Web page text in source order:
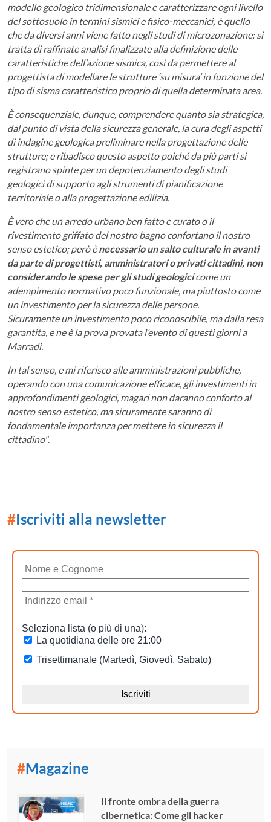
modello geologico tridimensionale e caratterizzare ogni livello
del sottosuolo in termini sismici e fisico-meccanici, è quello
che da diversi anni viene fatto negli studi di microzonazione; si
tratta di raffinate analisi finalizzate alla definizione delle
caratteristiche dell’azione sismica, così da permettere al
progettista di modellare le strutture ‘su misura’ in funzione del
tipo di sisma caratteristico proprio di quella determinata area.
È consequenziale, dunque, comprendere quanto sia strategica,
dal punto di vista della sicurezza generale, la cura degli aspetti
di indagine geologica preliminare nella progettazione delle
strutture; e ribadisco questo aspetto poiché da più parti si
registrano spinte per un depotenziamento degli studi
geologici di supporto agli strumenti di pianificazione
territoriale o alla progettazione edilizia.
È vero che un arredo urbano ben fatto e curato o il
rivestimento griffato del nostro bagno confortano il nostro
senso estetico; però ènecessario un salto culturale in avanti
da parte di progettisti, amministratori o privati cittadini, non
considerando le spese per gli studi geologicicome un
adempimento normativo poco funzionale, ma piuttosto come
un investimento per la sicurezza delle persone.
Sicuramente un investimento poco riconoscibile, ma dalla resa
garantita, e ne è la prova provata l’evento di questi giorni a
Marradi.
In tal senso, e mi riferisco alle amministrazioni pubbliche,
operando con una comunicazione efficace, gli investimenti in
approfondimenti geologici, magari non daranno conforto al
nostro senso estetico, ma sicuramente saranno di
fondamentale importanza per mettere in sicurezza il
cittadino".
#Iscriviti alla newsletter
#Magazine
Il fronte ombra della guerra
cibernetica: Come gli hacker